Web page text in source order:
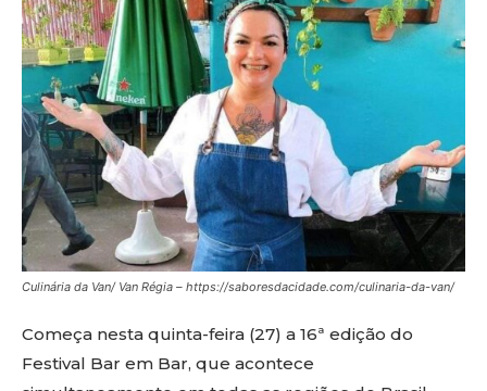
Culinária da Van/ Van Régia – https://saboresdacidade.com/culinaria-da-van/
Começa nesta quinta-feira (27) a 16ª edição do
Festival Bar em Bar, que acontece